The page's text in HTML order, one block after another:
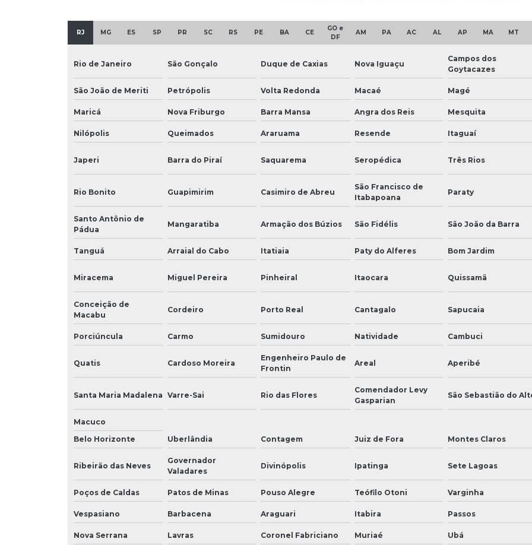
RJ MG ES SP PR SC RS PE BA CE
GO e
DF
AM PA AC AL AP MA MT
Rio de Janeiro São Gonçalo Duque de Caxias Nova Iguaçu
Campos dos
Goytacazes
São João de Meriti Petrópolis Volta Redonda Macaé Magé
Maricá Nova Friburgo Barra Mansa Angra dos Reis Mesquita
Nilópolis Queimados Araruama Resende Itaguaí
Japeri Barra do Piraí Saquarema Seropédica Três Rios
Rio Bonito Guapimirim Casimiro de Abreu
São Francisco de
Itabapoana
Paraty
Santo Antônio de
Pádua
Mangaratiba Armação dos Búzios São Fidélis São João da Barra
Tanguá Arraial do Cabo Itatiaia Paty do Alferes Bom Jardim
Miracema Miguel Pereira Pinheiral Itaocara Quissamã
Conceição de
Macabu
Cordeiro Porto Real Cantagalo Sapucaia
Porciúncula Carmo Sumidouro Natividade Cambuci
Quatis Cardoso Moreira
Engenheiro Paulo de
Frontin
Areal Aperibé
Santa Maria Madalena Varre-Sai Rio das Flores
Comendador Levy
Gasparian
São Sebastião do
Macuco
Belo Horizonte
Uberlândia Contagem Juiz de Fora Montes Claros
Ribeirão das Neves
Governador
Valadares
Divinópolis Ipatinga Sete Lagoas
Poços de Caldas Patos de Minas Pouso Alegre Teófilo Otoni Varginha
Vespasiano Barbacena Araguari Itabira Passos
Nova Serrana Lavras Coronel Fabriciano Muriaé Ubá